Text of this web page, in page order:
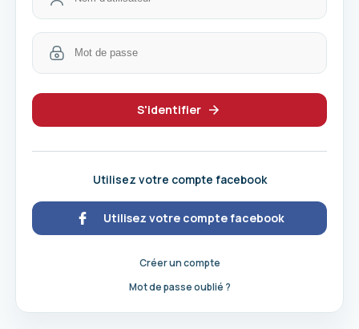
S'identifier
Utilisez votre compte facebook
Utilisez votre compte facebook
Créer un compte
Mot de passe oublié ?